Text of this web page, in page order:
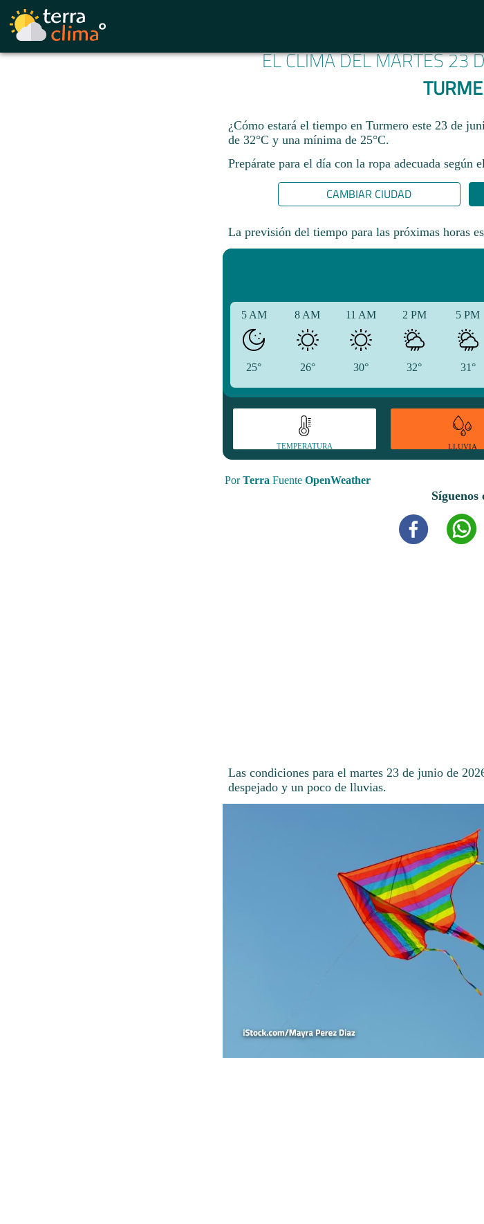
EL CLIMA DEL MARTES 23
¿Cómo estará el tiempo en Turmero este 23 de
de 32°C y una mínima de 25°C.
Prepárate para el día con la ropa adecuada
CAMBIAR CIUDAD
La previsión del tiempo para las próximas horas
5 AM
25°
8 AM
26°
11 AM
30°
2 PM
32°
5 PM
31°
TEMPERATURA LLUVIA
PorTerra Fuente OpenWeather
Síguenos
Las condiciones para el martes 23 de junio de
despejado y un poco de lluvias.